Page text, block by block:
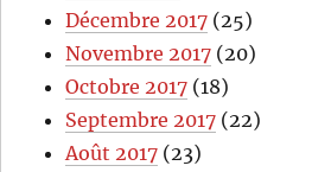
Décembre 2017 (25)
Novembre 2017 (20)
Octobre 2017 (18)
Septembre 2017 (22)
Août 2017 (23)